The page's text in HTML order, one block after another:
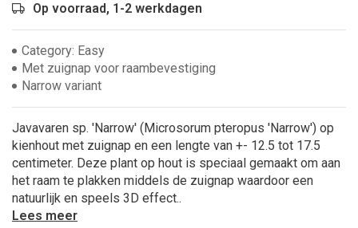
Op voorraad, 1-2 werkdagen
Category: Easy
Met zuignap voor raambevestiging
Narrow variant
Javavaren sp. 'Narrow' (Microsorum pteropus 'Narrow') op
kienhout met zuignap en een lengte van +- 12.5 tot 17.5
centimeter. Deze plant op hout is speciaal gemaakt om aan
het raam te plakken middels de zuignap waardoor een
natuurlijk en speels 3D effect..
Lees meer